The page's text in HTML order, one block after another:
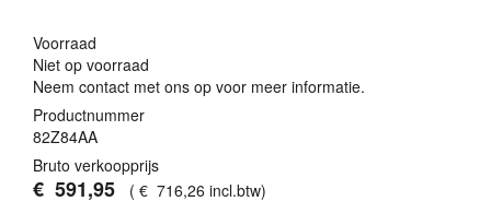
Voorraad
Niet op voorraad
Neem contact met ons op voor meer informatie.
Productnummer
82Z84AA
Bruto verkoopprijs
€ 591,95 ( € 716,26 incl.btw)